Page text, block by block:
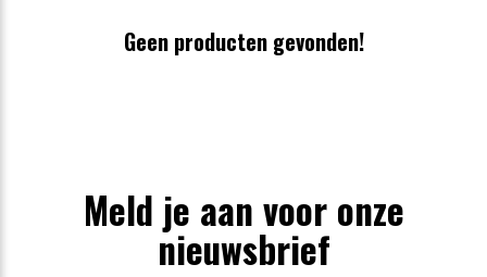
Geen producten gevonden!
Meld je aan voor onze
nieuwsbrief